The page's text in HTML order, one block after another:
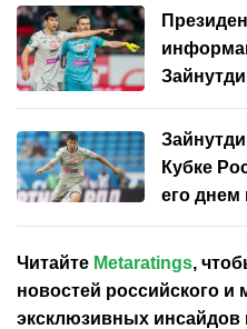
Кубке
его
Читайте Metaratings,
новостей российского и
эксклюзивных инсайдов